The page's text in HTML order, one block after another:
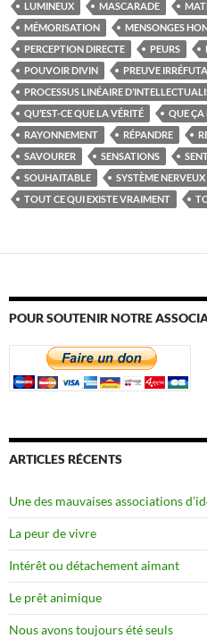
LUMINEUX
MASCARADE
MÉMORISATION
MENSONGES
PERCEPTION DIRECTE
PEURS
POUVOIR DIVIN
PREUVE
PROCESSUS LINÉAIRE
QU’EST-CE QUE LA VÉRITÉ
QUE ÇA
RAYONNEMENT
RÉPANDRE
SAVOURER
SENSATIONS
SOUHAITABLE
SYSTÈME NERVEUX
TOUT CE QUI EXISTE VRAIMENT
POUR SOUTENIR NOTRE
ARTICLES RÉCENTS
Une des mauvaises associations
La peur de vivre
Intérêt ou détachement aimant
Le prêt animique
Nous avons toujours été seuls